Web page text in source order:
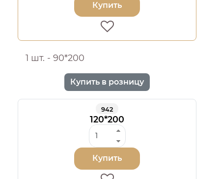
Купить
1 шт. - 90*200
Купить в розницу
942
120*200
Купить